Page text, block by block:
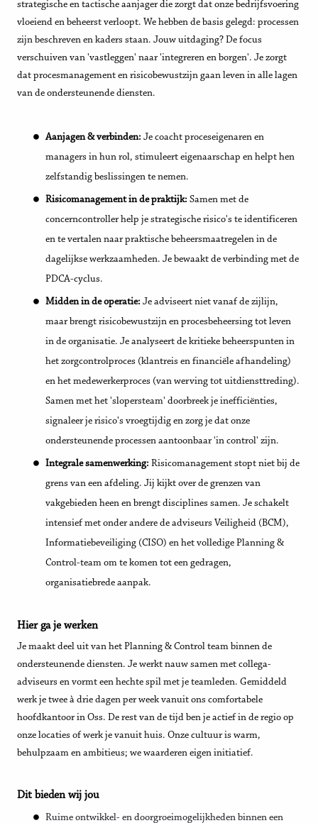
strategische en tactische aanjager die zorgt dat onze bedrijfsvoering
vloeiend en beheerst verloopt. We hebben de basis gelegd: processen
zijn beschreven en kaders staan. Jouw uitdaging? De focus
verschuiven van 'vastleggen' naar 'integreren en borgen'. Je zorgt
dat procesmanagement en risicobewustzijn gaan leven in alle lagen
van de ondersteunende diensten.
Aanjagen & verbinden: Je coacht proceseigenaren en
managers in hun rol, stimuleert eigenaarschap en helpt hen
zelfstandig beslissingen te nemen.
Risicomanagement in de praktijk: Samen met de
concerncontroller help je strategische risico's te identificeren
en te vertalen naar praktische beheersmaatregelen in de
dagelijkse werkzaamheden. Je bewaakt de verbinding met de
PDCA-cyclus.
Midden in de operatie: Je adviseert niet vanaf de zijlijn,
maar brengt risicobewustzijn en procesbeheersing tot leven
in de organisatie. Je analyseert de kritieke beheerspunten in
het zorgcontrolproces (klantreis en financiële afhandeling)
en het medewerkerproces (van werving tot uitdiensttreding).
Samen met het 'slopersteam' doorbreek je inefficiënties,
signaleer je risico's vroegtijdig en zorg je dat onze
ondersteunende processen aantoonbaar 'in control' zijn.
Integrale samenwerking: Risicomanagement stopt niet bij de
grens van een afdeling. Jij kijkt over de grenzen van
vakgebieden heen en brengt disciplines samen. Je schakelt
intensief met onder andere de adviseurs Veiligheid (BCM),
Informatiebeveiliging (CISO) en het volledige Planning &
Control-team om te komen tot een gedragen,
organisatiebrede aanpak.
Hier ga je werken
Je maakt deel uit van het Planning & Control team binnen de
ondersteunende diensten. Je werkt nauw samen met collega-
adviseurs en vormt een hechte spil met je teamleden. Gemiddeld
werk je twee à drie dagen per week vanuit ons comfortabele
hoofdkantoor in Oss. De rest van de tijd ben je actief in de regio op
onze locaties of werk je vanuit huis. Onze cultuur is warm,
behulpzaam en ambitieus; we waarderen eigen initiatief.
Dit bieden wij jou
Ruime ontwikkel- en doorgroeimogelijkheden binnen een